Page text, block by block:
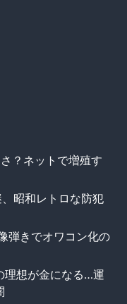
？ネットで増殖す
、昭和レトロな防犯
弾きでオワコン化の
理想が金になる…運